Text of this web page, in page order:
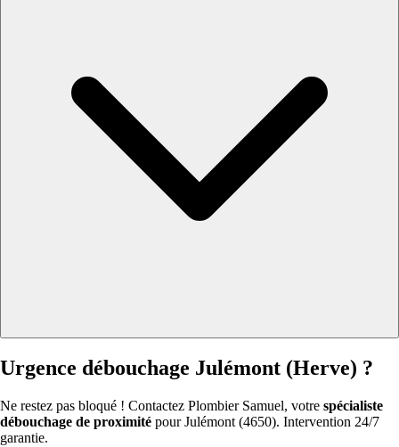
Urgence débouchage Julémont (Herve) ?
Ne restez pas bloqué ! Contactez Plombier Samuel, votre spécialiste
débouchage de proximité pour Julémont (4650). Intervention 24/7
garantie.